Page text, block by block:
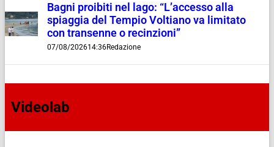
Bagni proibiti nel lago: “L’accesso alla
spiaggia del Tempio Voltiano va limitato
con transenne o recinzioni”
07/08/202614:36Redazione
Videolab